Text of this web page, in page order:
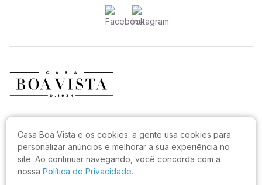
Casa Boa Vista e os cookies: a gente usa cookies para
personalizar anúncios e melhorar a sua experiência no
site. Ao continuar navegando, você concorda com a
nossa Política de Privacidade.
CASA BOA VISTA COMERCIO LTDA
CNPJ: 27.544.996/0001-52
Rua João Sampaio da Silva, 144, Capoeiras
CEP: 88090-820, Florianópolis - SC